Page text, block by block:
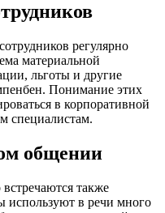
регулярно
материальной
льготы и другие
Понимание этих
в корпоративной
специалистам.
общении
также
в речи много